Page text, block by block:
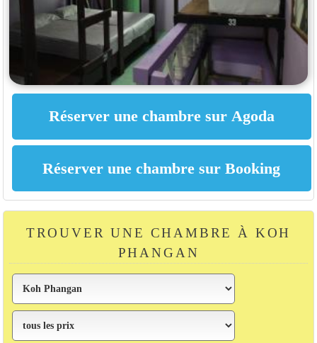
TROUVER UNE CHAMBRE À KOH
PHANGAN